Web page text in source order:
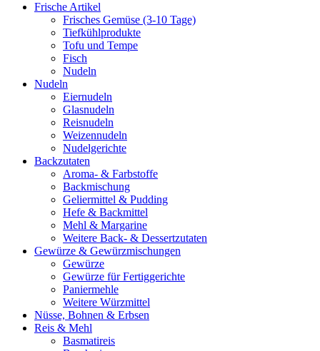
Frische Artikel
Frisches Gemüse (3-10 Tage)
Tiefkühlprodukte
Tofu und Tempe
Fisch
Nudeln
Nudeln
Eiernudeln
Glasnudeln
Reisnudeln
Weizennudeln
Nudelgerichte
Backzutaten
Aroma- & Farbstoffe
Backmischung
Geliermittel & Pudding
Hefe & Backmittel
Mehl & Margarine
Weitere Back- & Dessertzutaten
Gewürze & Gewürzmischungen
Gewürze
Gewürze für Fertiggerichte
Paniermehle
Weitere Würzmittel
Nüsse, Bohnen & Erbsen
Reis & Mehl
Basmatireis